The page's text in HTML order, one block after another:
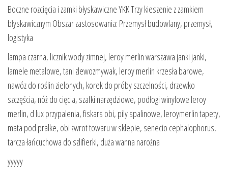
Boczne rozcięcia i zamki błyskawiczne YKK Trzy kieszenie z zamkiem
błyskawicznym Obszar zastosowania: Przemysł budowlany, przemysł,
logistyka
lampa czarna, licznik wody zimnej, leroy merlin warszawa janki janki,
lamele metalowe, tani zlewozmywak, leroy merlin krzesła barowe,
nawóz do roślin zielonych, korek do próby szczelności, drzewko
szczęścia, nóż do cięcia, szafki narzędziowe, podłogi winylowe leroy
merlin, d lux przypalenia, fiskars obi, pily spalinowe, leroymerlin tapety,
mata pod pralke, obi zwrot towaru w sklepie, senecio cephalophorus,
tarcza łańcuchowa do szlifierki, duża wanna narożna
yyyyy